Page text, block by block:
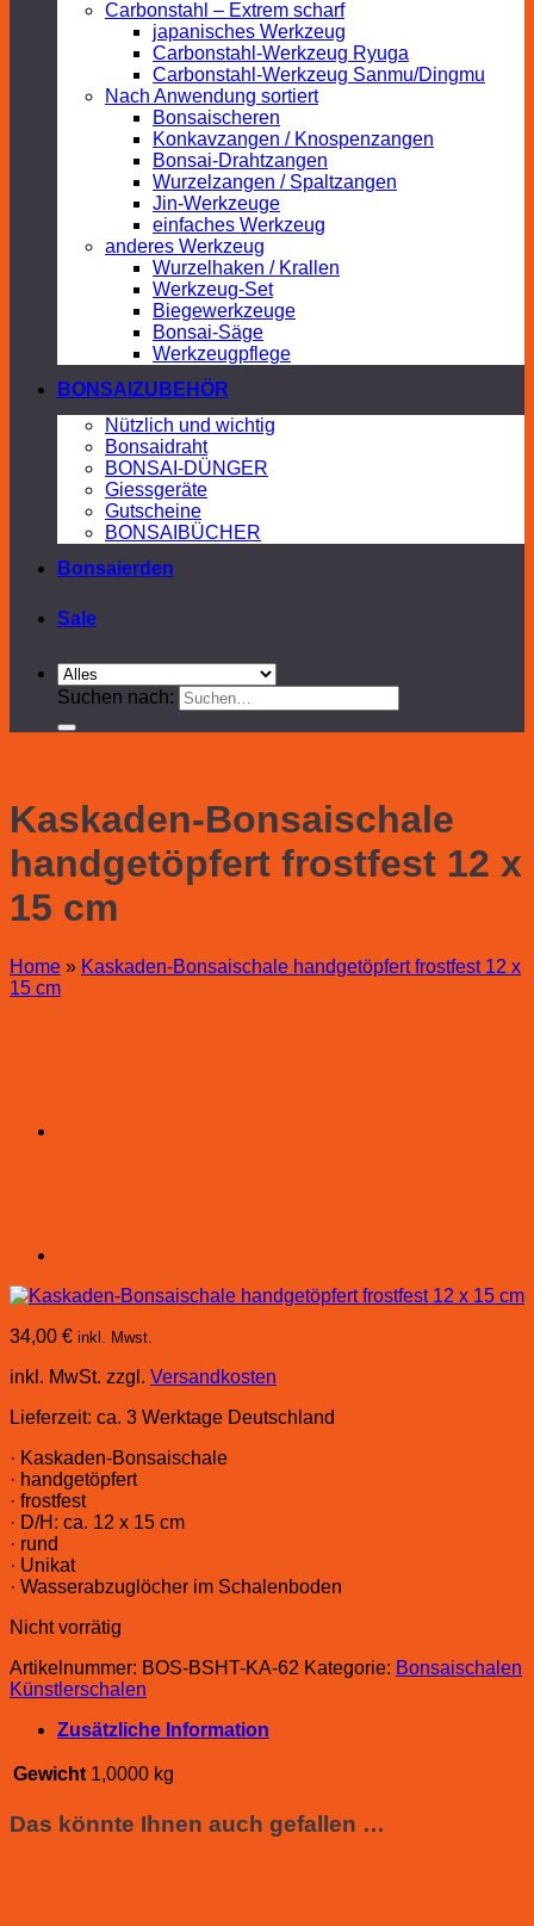
Carbonstahl – Extrem scharf
japanisches Werkzeug
Carbonstahl-Werkzeug Ryuga
Carbonstahl-Werkzeug Sanmu/Dingmu
Nach Anwendung sortiert
Bonsaischeren
Konkavzangen / Knospenzangen
Bonsai-Drahtzangen
Wurzelzangen / Spaltzangen
Jin-Werkzeuge
einfaches Werkzeug
anderes Werkzeug
Wurzelhaken / Krallen
Werkzeug-Set
Biegewerkzeuge
Bonsai-Säge
Werkzeugpflege
BONSAIZUBEHÖR
Nützlich und wichtig
Bonsaidraht
BONSAI-DÜNGER
Giessgeräte
Gutscheine
BONSAIBÜCHER
Bonsaierden
Sale
Suchen nach:
Kaskaden-Bonsaischale
handgetöpfert frostfest 12 x
15 cm
Home » Kaskaden-Bonsaischale handgetöpfert frostfest 12 x
15 cm
34,00 € inkl. Mwst.
inkl. MwSt. zzgl. Versandkosten
Lieferzeit: ca. 3 Werktage Deutschland
· Kaskaden-Bonsaischale
· handgetöpfert
· frostfest
· D/H: ca. 12 x 15 cm
· rund
· Unikat
· Wasserabzuglöcher im Schalenboden
Nicht vorrätig
Artikelnummer: BOS-BSHT-KA-62 Kategorie: Bonsaischalen
Künstlerschalen
Zusätzliche Information
Gewicht 1,0000 kg
Das könnte Ihnen auch gefallen …